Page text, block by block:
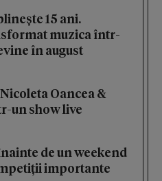
15 ani.
muzica într-
în august
Oancea &
un show live
de un weekend
importante